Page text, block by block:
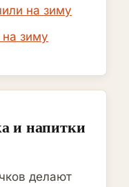
на зиму
зиму
и напитки
делают